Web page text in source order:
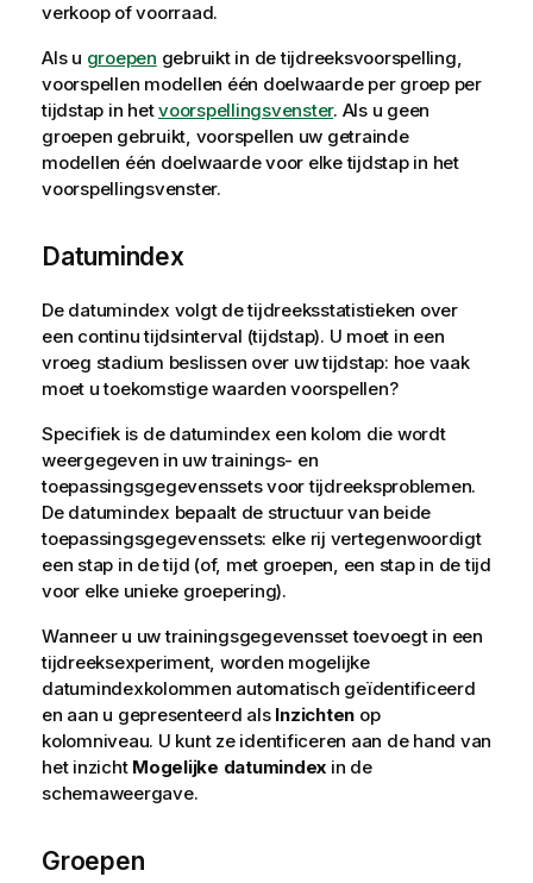
verkoop of voorraad.
Als u groepen gebruikt in de tijdreeksvoorspelling,
voorspellen modellen één doelwaarde per groep per
tijdstap in hetvoorspellingsvenster. Als u geen
groepen gebruikt, voorspellen uw getrainde
modellen één doelwaarde voor elke tijdstap in het
voorspellingsvenster.
Datumindex
De datumindex volgt de tijdreeksstatistieken over
een continu tijdsinterval (tijdstap). U moet in een
vroeg stadium beslissen over uw tijdstap: hoe vaak
moet u toekomstige waarden voorspellen?
Specifiek is de datumindex een kolom die wordt
weergegeven in uw trainings- en
toepassingsgegevenssets voor tijdreeksproblemen.
De datumindex bepaalt de structuur van beide
toepassingsgegevenssets: elke rij vertegenwoordigt
een stap in de tijd (of, met groepen, een stap in de tijd
voor elke unieke groepering).
Wanneer u uw trainingsgegevensset toevoegt in een
tijdreeksexperiment, worden mogelijke
datumindexkolommen automatisch geïdentificeerd
en aan u gepresenteerd als Inzichten op
kolomniveau. U kunt ze identificeren aan de hand van
het inzicht Mogelijke datumindex in de
schemaweergave.
Groepen